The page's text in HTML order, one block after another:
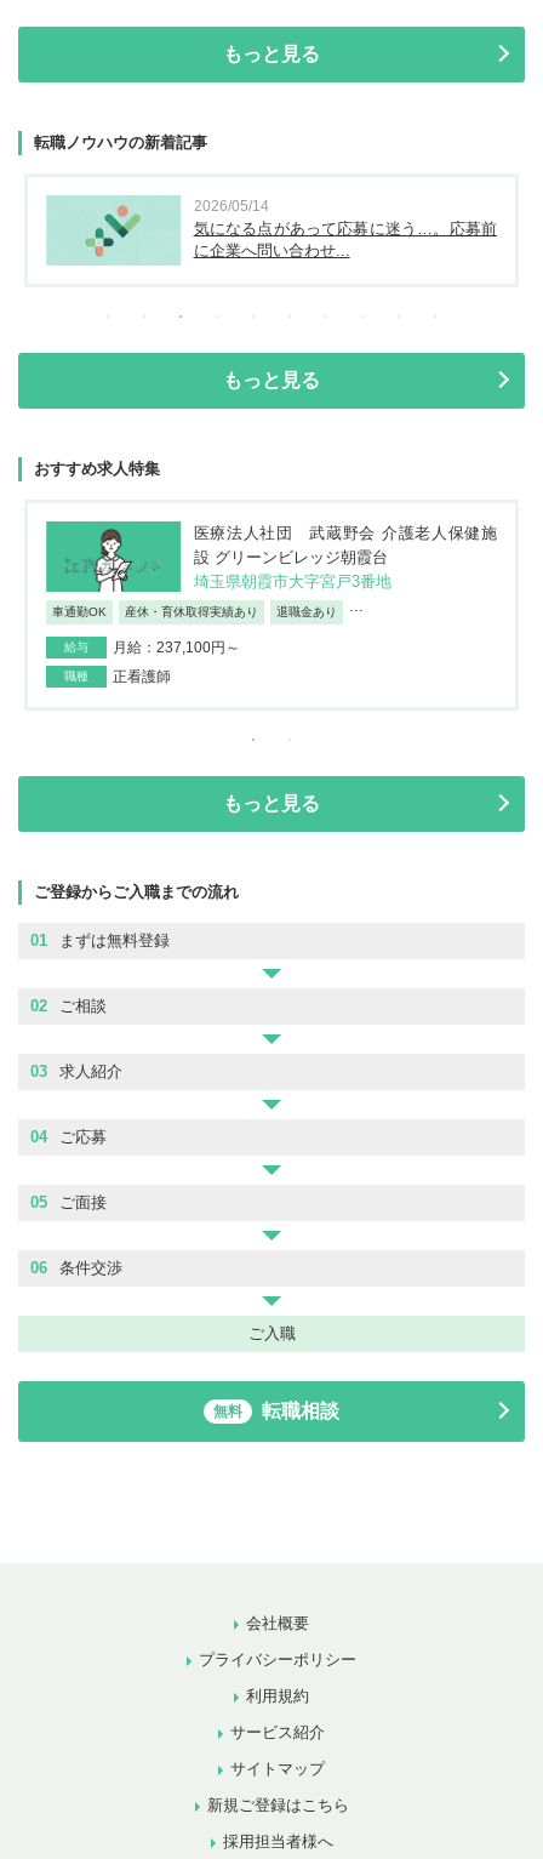
もっと見る
転職ノウハウの新着記事
2026/05/14
気になる点があって応募に迷う…。応募前
に企業へ問い合わせ...
もっと見る
おすすめ求人特集
医療法人社団 武蔵野会 介護老人保健施
設 グリーンビレッジ朝霞台
埼玉県朝霞市大字宮戸3番地
車通勤OK 産休・育休取得実績あり 退職金あり ...
給与 月給：237,100円～
職種 正看護師
もっと見る
ご登録からご入職までの流れ
01 まずは無料登録
02 ご相談
03 求人紹介
04 ご応募
05 ご面接
06 条件交渉
ご入職
無料 転職相談
会社概要
プライバシーポリシー
利用規約
サービス紹介
サイトマップ
新規ご登録はこちら
採用担当者様へ